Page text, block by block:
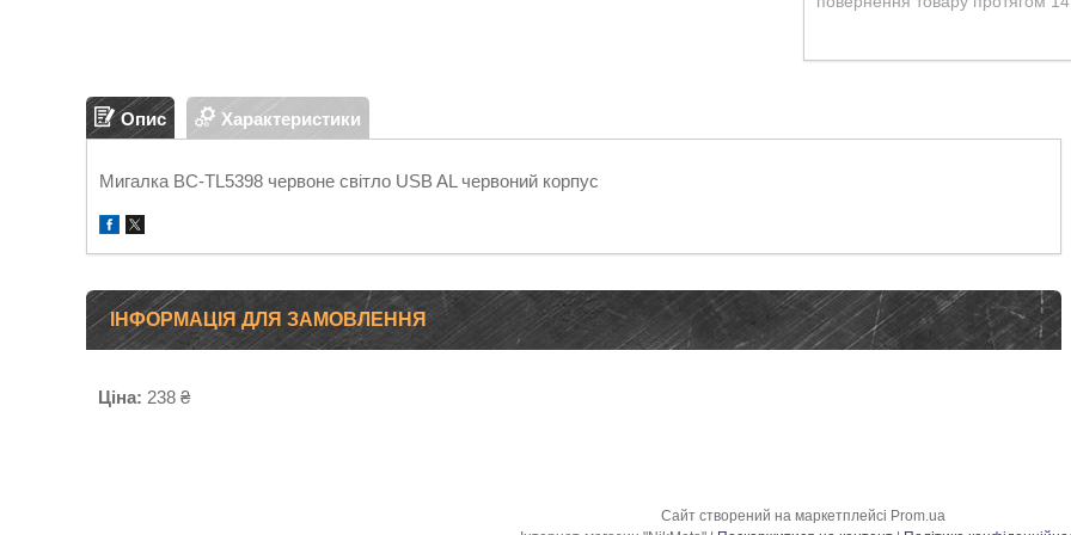
Опис Характеристики
Мигалка BC-TL5398 червоне світло USB AL червоний корпус
ІНФОРМАЦІЯ ДЛЯ ЗАМОВЛЕННЯ
Ціна: 238 ₴
Сайт створений на маркетплейсі Prom.ua